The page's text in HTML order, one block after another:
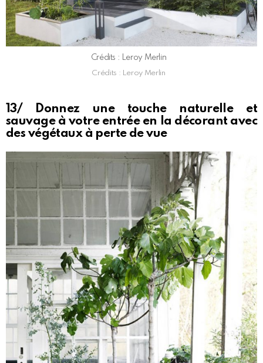
Crédits : Leroy Merlin
Crédits : Leroy Merlin
13/ Donnez une touche naturelle et
sauvage à votre entrée en la décorant avec
des végétaux à perte de vue